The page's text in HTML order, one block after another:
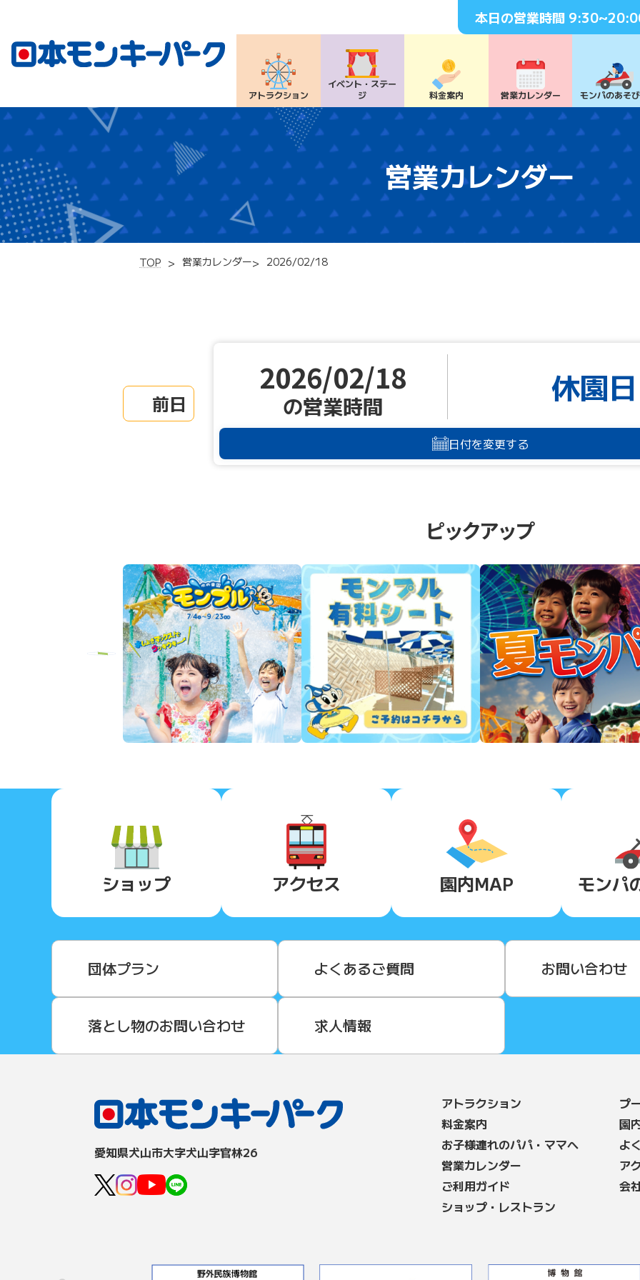
本日の営業時間
アトラクション
イベント・ ステー
ジ
料⾦案内 営業カレンダー モンパのあそ
営業カレンダー
TOP 営業カレンダー 2026/02/18
前日
2026/02/18
の営業時間 休園日
日付を変更する
ピックアップ
Previous
ショップ アクセス 園内MAP モンパ
団体プラン よくあるご質問 お問い合わせ
落とし物のお問い合わせ 求人情報
愛知県⽝⼭市⼤字⽝⼭字官林26
アトラクション
料⾦案内
お子様連れのパパ・ママへ
営業カレンダー
ご利用ガイド
ショップ・レストラン
プ
園
よ
ア
会